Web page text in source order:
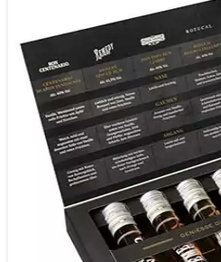
Friseure
Lehrer
Krankenschwester
Ärzte und Mediziner